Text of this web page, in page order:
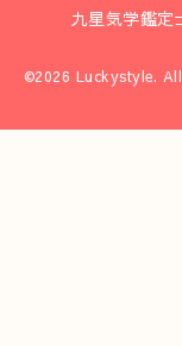
九星気学鑑定
©2026 Luckystyle.